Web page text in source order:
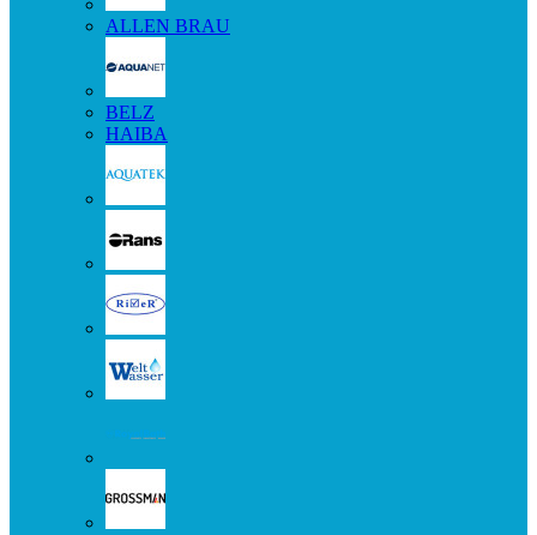
ALLEN BRAU
BELZ
HAIBA